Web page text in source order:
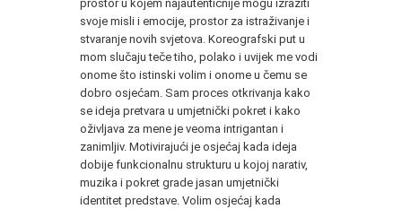
prostor u kojem najautentičnije mogu izraziti
svoje misli i emocije, prostor za istraživanje i
stvaranje novih svjetova. Koreografski put u
mom slučaju teče tiho, polako i uvijek me vodi
onome što istinski volim i onome u čemu se
dobro osjećam. Sam proces otkrivanja kako
se ideja pretvara u umjetnički pokret i kako
oživljava za mene je veoma intrigantan i
zanimljiv. Motivirajući je osjećaj kada ideja
dobije funkcionalnu strukturu u kojoj narativ,
muzika i pokret grade jasan umjetnički
identitet predstave. Volim osjećaj kada